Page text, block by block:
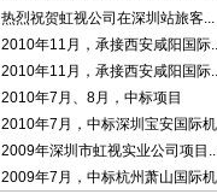
热烈祝贺虹视公司在深圳站旅客...
2010年11月，承接西安咸阳国际
2010年11月，承接西安咸阳国际
2010年7月、8月，中标项目
2010年7月，中标深圳宝安国际
2009年深圳市虹视实业公司项目
2009年7月，中标杭州萧山国际